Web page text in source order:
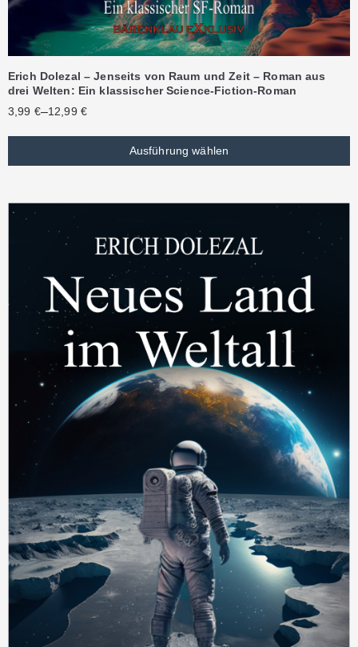
Erich Dolezal – Jenseits von Raum und Zeit – Roman aus
drei Welten: Ein klassischer Science-Fiction-Roman
3,99 €–12,99 €
Ausführung wählen